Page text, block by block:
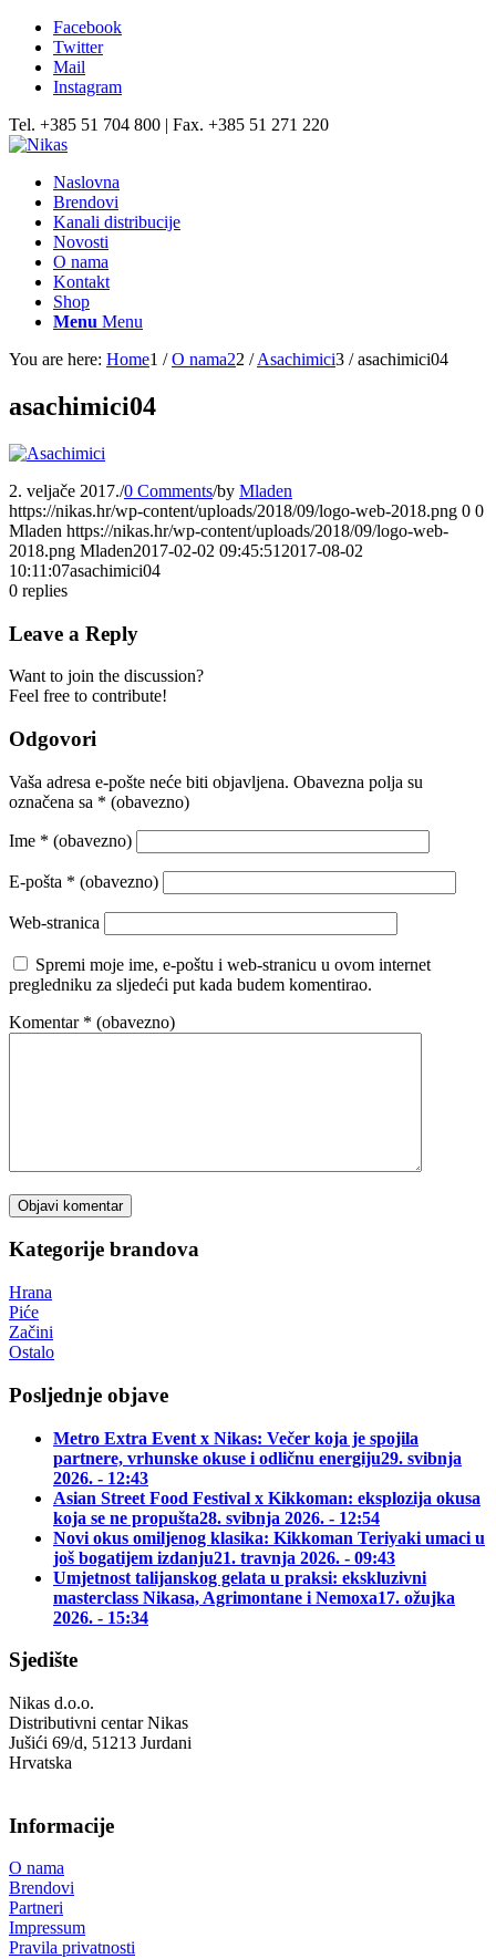
Facebook
Twitter
Mail
Instagram
Tel. +385 51 704 800 | Fax. +385 51 271 220
Naslovna
Brendovi
Kanali distribucije
Novosti
O nama
Kontakt
Shop
Menu Menu
You are here: Home1 / O nama22 / Asachimici3 / asachimici04
asachimici04
2. veljače 2017./0 Comments/by Mladen
https://nikas.hr/wp-content/uploads/2018/09/logo-web-2018.png 0 0
Mladen https://nikas.hr/wp-content/uploads/2018/09/logo-web-
2018.png Mladen2017-02-02 09:45:51 2017-08-02
10:11:07asachimici04
0 replies
Leave a Reply
Want to join the discussion?
Feel free to contribute!
Odgovori
Vaša adresa e-pošte neće biti objavljena. Obavezna polja su
označena sa * (obavezno)
Ime * (obavezno)
E-pošta * (obavezno)
Web-stranica
Spremi moje ime, e-poštu i web-stranicu u ovom internet
pregledniku za sljedeći put kada budem komentirao.
Komentar * (obavezno)
Kategorije brandova
Hrana
Piće
Začini
Ostalo
Posljednje objave
Metro Extra Event x Nikas: Večer koja je spojila
partnere, vrhunske okuse i odličnu energiju29. svibnja
2026. - 12:43
Asian Street Food Festival x Kikkoman: eksplozija okusa
koja se ne propušta28. svibnja 2026. - 12:54
Novi okus omiljenog klasika: Kikkoman Teriyaki umaci u
još bogatijem izdanju21. travnja 2026. - 09:43
Umjetnost talijanskog gelata u praksi: ekskluzivni
masterclass Nikasa, Agrimontane i Nemoxa17. ožujka
2026. - 15:34
Sjedište
Nikas d.o.o.
Distributivni centar Nikas
Jušići 69/d, 51213 Jurdani
Hrvatska
Informacije
O nama
Brendovi
Partneri
Impressum
Pravila privatnosti